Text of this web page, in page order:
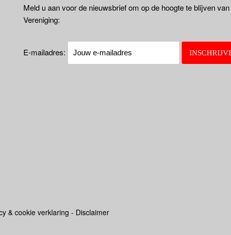
Meld u aan voor de nieuwsbrief om op de hoogte te blijven
Vereniging:
E-mailadres:
& cookie verklaring - Disclaimer